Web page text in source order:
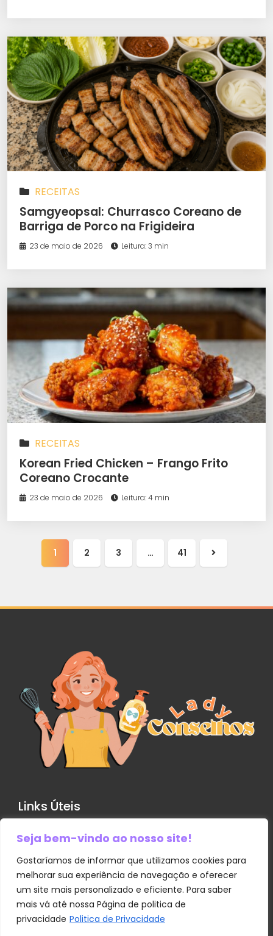
Seja bem-vindo ao nosso site!
Gostaríamos de informar que utilizamos cookies para
melhorar sua experiência de navegação e oferecer
um site mais personalizado e eficiente. Para saber
mais vá até nossa Página de politica de
privacidade Politica de Privacidade
RECEITAS
Samgyeopsal: Churrasco Coreano de
Barriga de Porco na Frigideira
23 de maio de 2026 Leitura: 3 min
RECEITAS
Korean Fried Chicken – Frango Frito
Coreano Crocante
23 de maio de 2026 Leitura: 4 min
1 2 3 … 41
Links Úteis
Contato
Política de Privacidade
Sobre Nós
Termos e Condições
Transparência